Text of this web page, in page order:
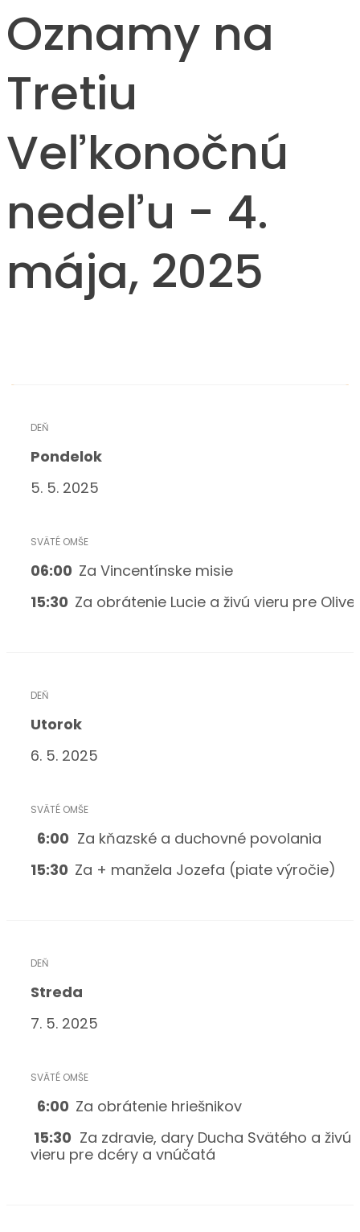
Oznamy na
Tretiu
Veľkonočnú
nedeľu - 4.
mája, 2025
Pondelok
5. 5. 2025
06:00 Za Vincentínske misie
15:30 Za obrátenie Lucie a živú vieru pre
Utorok
6. 5. 2025
6:00 Za kňazské a duchovné povolania
15:30 Za + manžela Jozefa (piate výročie)
Streda
7. 5. 2025
6:00 Za obrátenie hriešnikov
15:30 Za zdravie, dary Ducha Svätého a živú
vieru pre dcéry a vnúčatá